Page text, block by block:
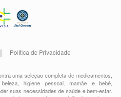
Política de Privacidade
uma seleção completa demedicamentos
,higiene pessoal,mamãe e bebê
suas necessidades de saúde e bem-estar.